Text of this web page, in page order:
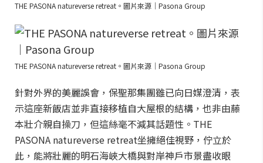
THE PASONA natureverse retreat。圖片來源｜Pasona Group
THE PASONA natureverse retreat。圖片來源｜Pasona Group
針對外界的美麗誤會，保聖那集團雖已向日媒澄清，表
示這座新飯店並非直接移植自大屋根的結構，也非由藤
本壯介親自操刀，但這絲毫不減其話題性。THE
PASONA natureverse retreat坐擁絕佳視野，佇立於
此，能將壯麗的明石海峽大橋與對岸神戶市景盡收眼